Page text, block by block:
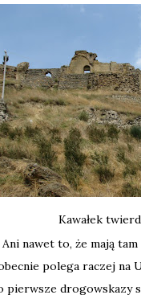
Kawałek
nawet to, że mają
polega raczej na
pierwsze drogowskazy